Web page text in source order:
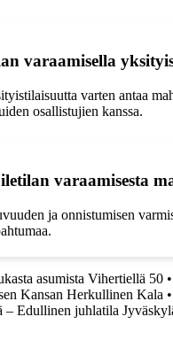
varaamisella
varten antaa
osallistujien kanssa.
varaamisesta
ja onnistumisen
asumista Vihertiellä 50 •
Kansan Herkullinen Kala •
– Edullinen juhlatila